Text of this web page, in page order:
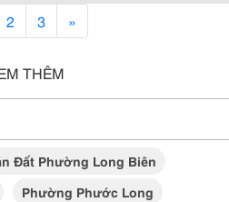
2 3 »
THÊM
Đất Phường Long Biên
Phường Phước Long